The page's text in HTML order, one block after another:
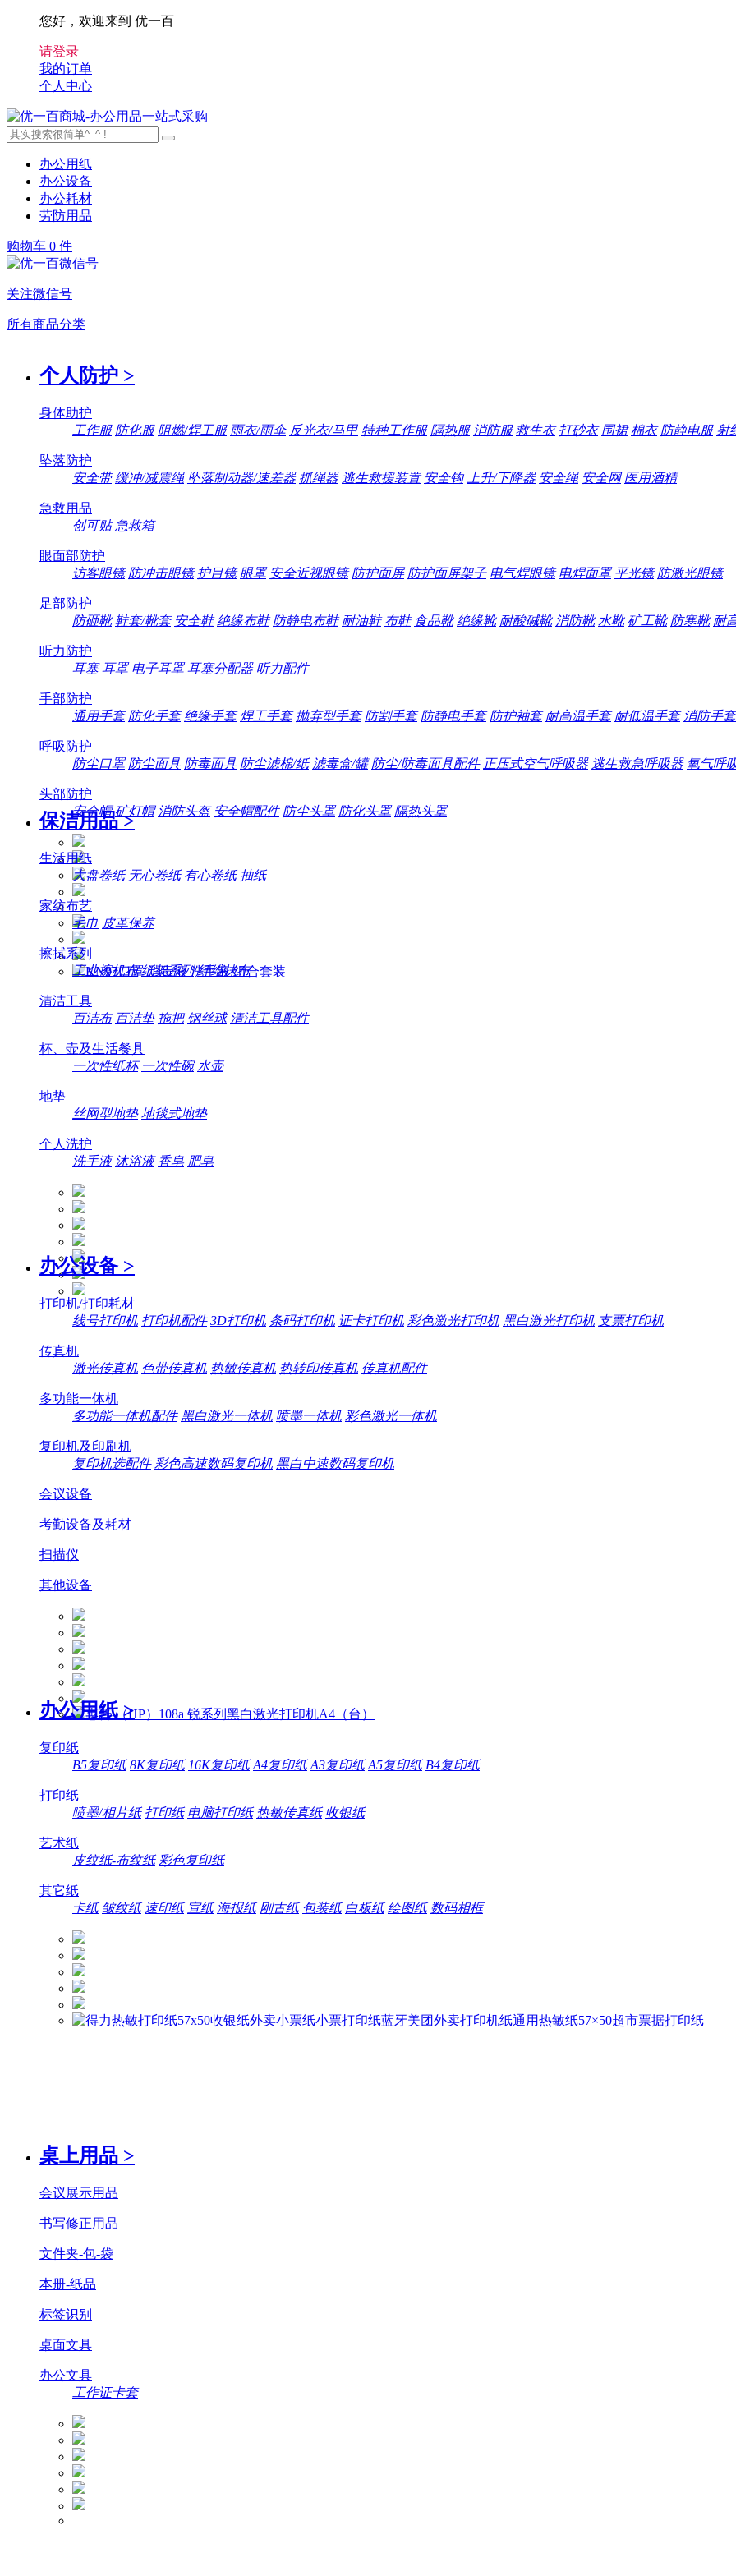
您好，欢迎来到 优一百
请登录
我的订单
个人中心
办公用纸
办公设备
办公耗材
劳防用品
购物车 0 件
关注微信号
所有商品分类
个人防护 >
身体助护
工作服 防化服 阻燃/焊工服 雨衣/雨伞 反光衣/马甲 特种工作服 隔热服 消防服 救生衣 打砂衣 围裙 棉衣 防静电服 射
坠落防护
安全带 缓冲/减震绳 坠落制动器/速差器 抓绳器 逃生救援装置 安全钩 上升/下降器 安全绳 安全网 医用酒精
急救用品
创可贴 急救箱
眼面部防护
访客眼镜 防冲击眼镜 护目镜 眼罩 安全近视眼镜 防护面屏 防护面屏架子 电气焊眼镜 电焊面罩 平光镜 防激光眼镜
足部防护
防砸靴 鞋套/靴套 安全鞋 绝缘布鞋 防静电布鞋 耐油鞋 布鞋 食品靴 绝缘靴 耐酸碱靴 消防靴 水靴 矿工靴 防寒靴 耐
听力防护
耳塞 耳罩 电子耳罩 耳塞分配器 听力配件
手部防护
通用手套 防化手套 绝缘手套 焊工手套 抛弃型手套 防割手套 防静电手套 防护袖套 耐高温手套 耐低温手套 消防手套
呼吸防护
防尘口罩 防尘面具 防毒面具 防尘滤棉/纸 滤毒盒/罐 防尘/防毒面具配件 正压式空气呼吸器 逃生救急呼吸器 氧气呼
头部防护
安全帽 矿灯帽 消防头盔 安全帽配件 防尘头罩 防化头罩 隔热头罩
保洁用品 >
生活用纸
大盘卷纸 无心卷纸 有心卷纸 抽纸
家纺布艺
毛巾 皮革保养
擦拭系列
工业擦机布 纸架系列 纤维抹布
清洁工具
百洁布 百洁垫 拖把 钢丝球 清洁工具配件
杯、壶及生活餐具
一次性纸杯 一次性碗 水壶
地垫
丝网型地垫 地毯式地垫
个人洗护
洗手液 沐浴液 香皂 肥皂
办公设备 >
打印机/打印耗材
线号打印机 打印机配件 3D打印机 条码打印机 证卡打印机 彩色激光打印机 黑白激光打印机 支票打印机
传真机
激光传真机 色带传真机 热敏传真机 热转印传真机 传真机配件
多功能一体机
多功能一体机配件 黑白激光一体机 喷墨一体机 彩色激光一体机
复印机及印刷机
复印机选配件 彩色高速数码复印机 黑白中速数码复印机
会议设备
考勤设备及耗材
扫描仪
其他设备
办公用纸 >
复印纸
B5复印纸 8K复印纸 16K复印纸 A4复印纸 A3复印纸 A5复印纸 B4复印纸
打印纸
喷墨/相片纸 打印纸 电脑打印纸 热敏传真纸 收银纸
艺术纸
皮纹纸-布纹纸 彩色复印纸
其它纸
卡纸 皱纹纸 速印纸 宣纸 海报纸 刚古纸 包装纸 白板纸 绘图纸 数码相框
桌上用品 >
会议展示用品
书写修正用品
文件夹-包-袋
本册-纸品
标签识别
桌面文具
办公文具
工作证卡套